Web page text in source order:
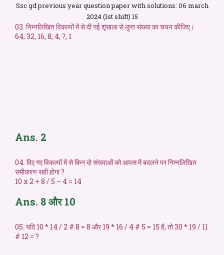
Ssc gd previous year question paper with solutions: 06 march
2024 (1st shift) 15
03. निम्नलिखित विकल्पों में से दी गई शृंखला से लुप्त संख्या का चयन कीजिए।
64, 32, 16, 8, 4, ?, 1
Ans. 2
04. दिए गए विकल्पों में से किन दो संख्याओं को आपस में बदलने पर निम्नलिखित
समीकरण सही होगा ?
10 x 2 + 8 / 5 – 4 = 14
Ans. 8 और 10
05. यदि 10 * 14 / 2 # 8 = 8 और 19 * 16 / 4 # 5 = 15 है, तो 30 * 19 / 11
# 12 = ?